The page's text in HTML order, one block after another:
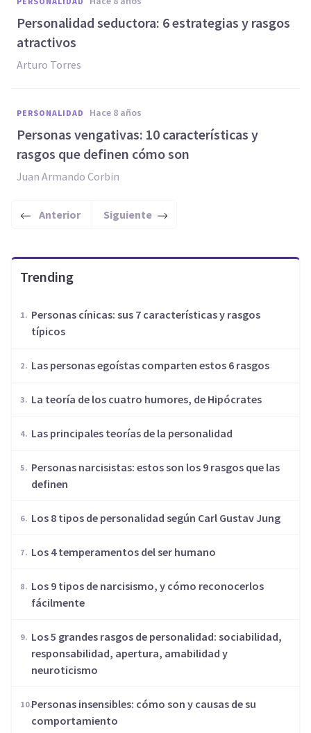
Personalidad seductora: 6 estrategias y rasgos
atractivos
Arturo Torres
PERSONALIDAD hace 8 años
Personas vengativas: 10 características y
rasgos que definen cómo son
Juan Armando Corbin
Anterior Siguiente
Trending
Personas cínicas: sus 7 características y rasgos
típicos
Las personas egoístas comparten estos 6 rasgos
​La teoría de los cuatro humores, de Hipócrates
Las principales teorías de la personalidad
Personas narcisistas: estos son los 9 rasgos que las
definen
​Los 8 tipos de personalidad según Carl Gustav Jung
Los 4 temperamentos del ser humano
Los 9 tipos de narcisismo, y cómo reconocerlos
fácilmente
Los 5 grandes rasgos de personalidad: sociabilidad,
responsabilidad, apertura, amabilidad y
neuroticismo
Personas insensibles: cómo son y causas de su
comportamiento